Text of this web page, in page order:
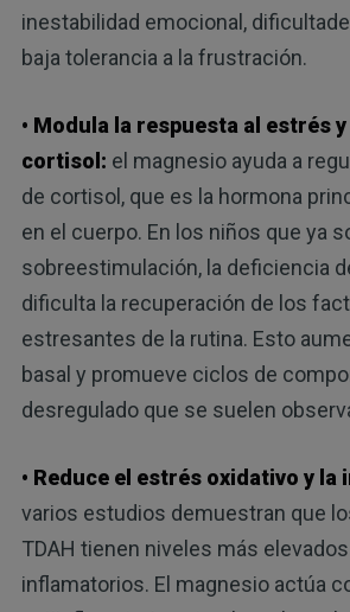
inestabilidad emocional,
baja tolerancia a la frustración.
• Modula la respuesta al estrés
cortisol: el magnesio ayuda a
de cortisol, que es la hormona
en el cuerpo. En los niños que ya
sobreestimulación, la deficiencia
dificulta la recuperación de los
estresantes de la rutina. Esto
basal y promueve ciclos de
desregulado que se suelen
• Reduce el estrés oxidativo y la
varios estudios demuestran que
TDAH tienen niveles más
inflamatorios. El magnesio actúa